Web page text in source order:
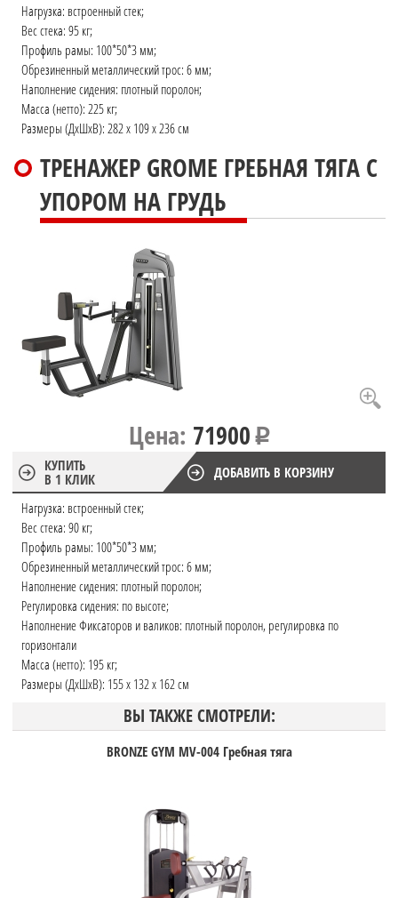
Нагрузка: встроенный стек;
Вес стека: 95 кг;
Профиль рамы: 100*50*3 мм;
Обрезиненный металлический трос: 6 мм;
Наполнение сидения: плотный поролон;
Масса (нетто): 225 кг;
Размеры (ДхШхВ): 282 x 109 x 236 см
ТРЕНАЖЕР GROME ГРЕБНАЯ ТЯГА С
УПОРОМ НА ГРУДЬ
Цена: 71900
КУПИТЬ
В 1 КЛИК
ДОБАВИТЬ В КОРЗИНУ
Нагрузка: встроенный стек;
Вес стека: 90 кг;
Профиль рамы: 100*50*3 мм;
Обрезиненный металлический трос: 6 мм;
Наполнение сидения: плотный поролон;
Регулировка сидения: по высоте;
Наполнение Фиксаторов и валиков: плотный поролон, регулировка по
горизонтали
Масса (нетто): 195 кг;
Размеры (ДхШхВ): 155 x 132 x 162 см
ВЫ ТАКЖЕ СМОТРЕЛИ:
BRONZE GYM MV-004 Гребная тяга